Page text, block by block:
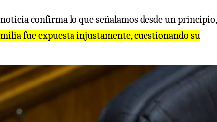
confirma lo que señalamos desde un principio,
fue expuesta injustamente, cuestionando su